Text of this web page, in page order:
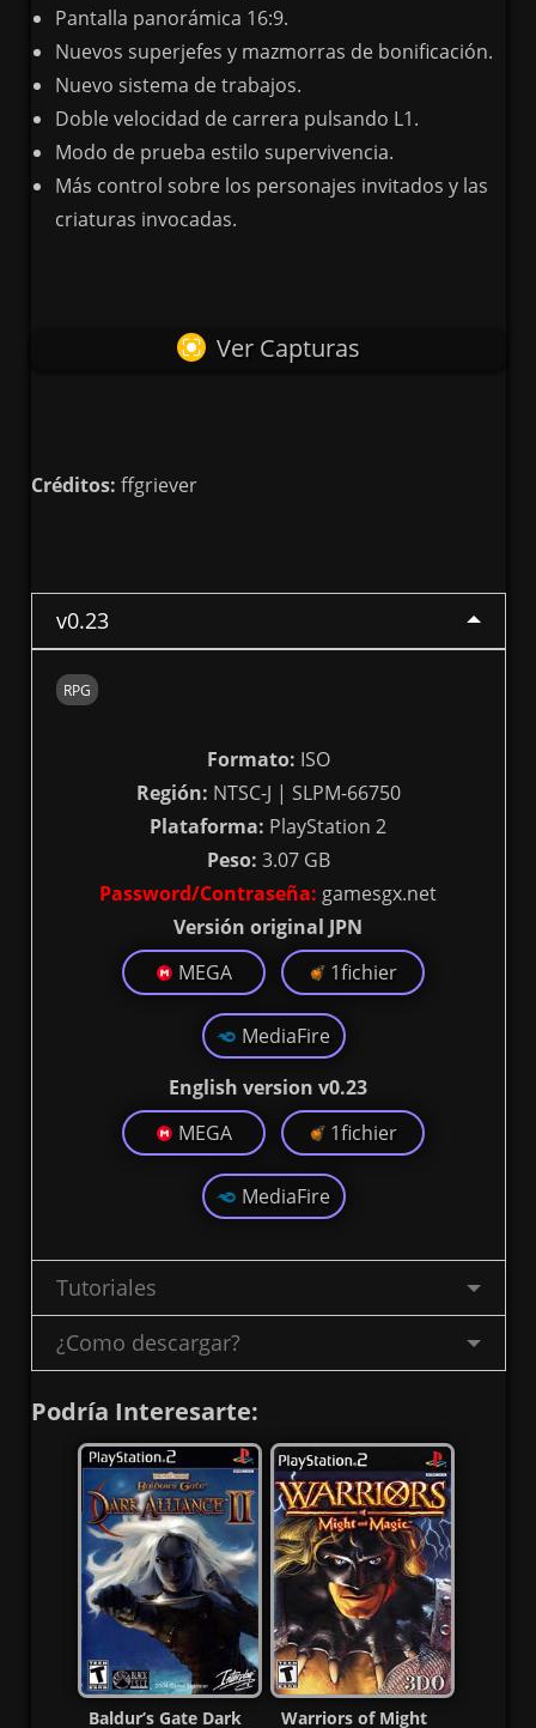
Pantalla panorámica 16:9.
Nuevos superjefes y mazmorras de bonificación.
Nuevo sistema de trabajos.
Doble velocidad de carrera pulsando L1.
Modo de prueba estilo supervivencia.
Más control sobre los personajes invitados y las
criaturas invocadas.
Ver Capturas
Créditos: ffgriever
v0.23
RPG
Formato: ISO
Región: NTSC-J | SLPM-66750
Plataforma: PlayStation 2
Peso: 3.07 GB
Password/Contraseña: gamesgx.net
Versión original JPN
MEGA
1fichier
MediaFire
English version v0.23
MEGA
1fichier
MediaFire
Tutoriales
¿Como descargar?
Podría Interesarte:
Baldur’s Gate Dark Warriors of Might